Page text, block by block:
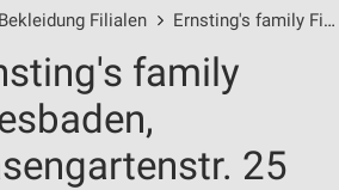
Filialen Ernsting's family Filialen
family
25